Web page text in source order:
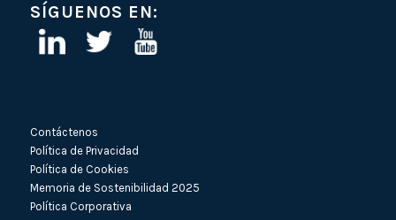
SÍGUENOS EN:
Contáctenos
Política de Privacidad
Política de Cookies
Memoria de Sostenibilidad 2025
Política Corporativa